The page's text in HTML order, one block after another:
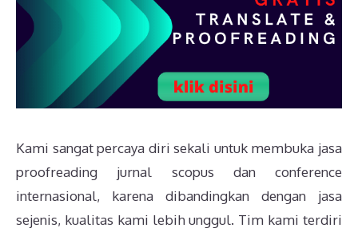
Kami sangat percaya diri sekali untuk membuka jasa
proofreading jurnal scopus dan conference
internasional, karena dibandingkan dengan jasa
sejenis, kualitas kami lebih unggul. Tim kami terdiri